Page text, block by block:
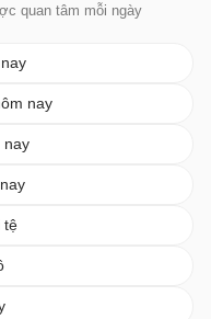
quan tâm mỗi ngày
nay
nay
tệ